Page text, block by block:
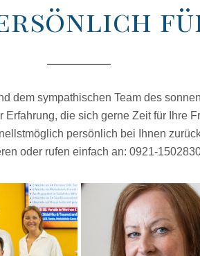
dem sympathischen Team des
die sich gerne Zeit für Ihre
persönlich bei Ihnen
oder rufen einfach an: 0921-